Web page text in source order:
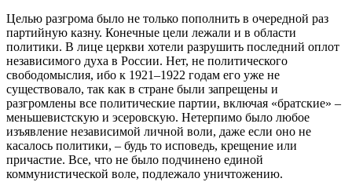
Целью разгрома было не только пополнить в очередной раз
партийную казну. Конечные цели лежали и в области
политики. В лице церкви хотели разрушить последний оплот
независимого духа в России. Нет, не политического
свободомыслия, ибо к 1921–1922 годам его уже не
существовало, так как в стране были запрещены и
разгромлены все политические партии, включая «братские» –
меньшевистскую и эсеровскую. Нетерпимо было любое
изъявление независимой личной воли, даже если оно не
касалось политики, – будь то исповедь, крещение или
причастие. Все, что не было подчинено единой
коммунистической воле, подлежало уничтожению.